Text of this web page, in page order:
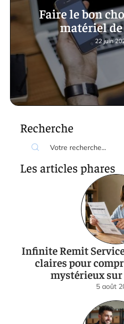
Faire le bon
matériel
22 juin
Recherche
Les articles phares
Infinite Remit
claires pour
mystérieux
5 août